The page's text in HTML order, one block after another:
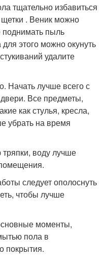
тщательно избавиться
. Веник можно
поднимать пыль
этого можно окунуть
удалите
Начать лучше всего с
Все предметы,
как стулья, кресла,
убрать на время
воду лучше
следует ополоснуть
чтобы лучше
моменты,
пола в
покрытия.